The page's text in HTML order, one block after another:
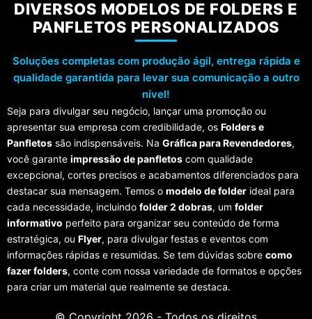
DIVERSOS MODELOS DE FOLDERS E
PANFLETOS PERSONALIZADOS
Soluções completas com produção ágil, entrega rápida e
qualidade garantida para levar sua comunicação a outro
nível!
Seja para divulgar seu negócio, lançar uma promoção ou
apresentar sua empresa com credibilidade, os Folders e
Panfletos são indispensáveis. Na Gráfica para Revendedores,
você garante impressão de panfletos com qualidade
excepcional, cortes precisos e acabamentos diferenciados para
destacar sua mensagem. Temos o modelo de folder ideal para
cada necessidade, incluindo folder 2 dobras, um folder
informativo perfeito para organizar seu conteúdo de forma
estratégica, ou Flyer, para divulgar festas e eventos com
informações rápidas e resumidas. Se tem dúvidas sobre como
fazer folders, conte com nossa variedade de formatos e opções
para criar um material que realmente se destaca.